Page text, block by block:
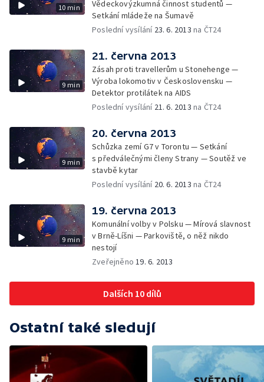
10 min
Vědeckovýzkumná činnost studentů —
Setkání mládeže na Šumavě
Poslední vysílání 23. 6. 2013 na ČT24
9 min
21. června 2013
Zásah proti travellerům u Stonehenge —
Výroba lokomotiv v Československu —
Detektor protilátek na AIDS
Poslední vysílání 21. 6. 2013 na ČT24
9 min
20. června 2013
Schůzka zemí G7 v Torontu — Setkání
s předválečnými členy Strany — Soutěž ve
stavbě kytar
Poslední vysílání 20. 6. 2013 na ČT24
9 min
19. června 2013
Komunální volby v Polsku — Mírová slavnost
v Brně-Líšni — Parkoviště, o něž nikdo
nestojí
Zveřejněno19. 6. 2013
Dalších 10 dílů
Ostatní také sledují